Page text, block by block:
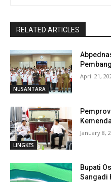
RELATED ARTICLES
NUSANTARA
April 21,
LINGKES
January 8,
Bupati
Sangadi